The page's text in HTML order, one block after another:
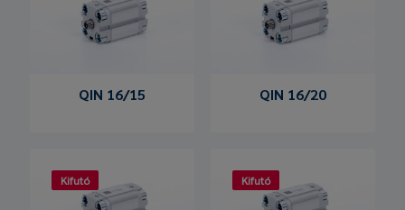
QIN 16/15 QIN 16/20
Kifutó Kifutó